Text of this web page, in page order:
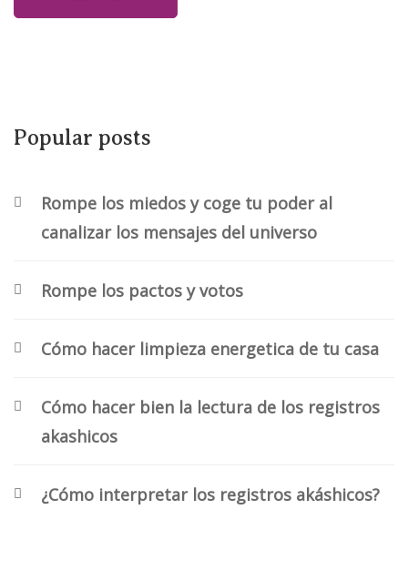
Popular posts
Rompe los miedos y coge tu poder al
canalizar los mensajes del universo
Rompe los pactos y votos
​Cómo hacer limpieza energetica de tu casa
Cómo hacer bien la lectura de los registros
akashicos
¿Cómo interpretar los registros akáshicos?